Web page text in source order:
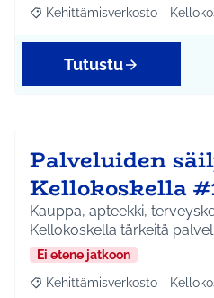
Rajaa tulokset aihepiirin
Kehittämisverkosto -
Tutustu
Palveluiden
Kellokoskella
Kauppa, apteekki,
Kellokoskella tärkeitä
Ei etene jatkoon
Rajaa tulokset aihepiirin
Kehittämisverkosto -